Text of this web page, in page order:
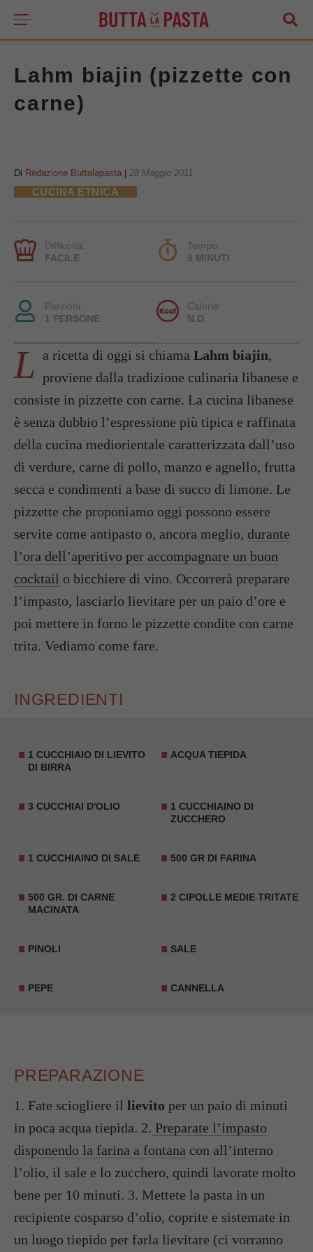
Lahm biajin (pizzette con
carne)
Di Redazione Buttalapasta 28 Maggio 2011
CUCINA ETNICA
Difficoltà:
FACILE
Tempo:
5 MINUTI
Porzioni:
1 PERSONE
Calorie:
N.D.
L a ricetta di oggi si chiama Lahm biajin,
proviene dalla tradizione culinaria libanese e
consiste in pizzette con carne. La cucina libanese
è senza dubbio l’espressione più tipica e raffinata
della cucina mediorientale caratterizzata dall’uso
di verdure, carne di pollo, manzo e agnello, frutta
secca e condimenti a base di succo di limone. Le
pizzette che proponiamo oggi possono essere
servite come antipasto o, ancora meglio, durante
l’ora dell’aperitivo per accompagnare un buon
cocktail o bicchiere di vino. Occorrerà preparare
l’impasto, lasciarlo lievitare per un paio d’ore e
poi mettere in forno le pizzette condite con carne
trita. Vediamo come fare.
INGREDIENTI
1 CUCCHIAIO DI LIEVITO
DI BIRRA
ACQUA TIEPIDA
3 CUCCHIAI D'OLIO
1 CUCCHIAINO DI
ZUCCHERO
1 CUCCHIAINO DI SALE 500 GR DI FARINA
500 GR. DI CARNE
MACINATA
2 CIPOLLE MEDIE TRITATE
PINOLI SALE
PEPE CANNELLA
PREPARAZIONE
1. Fate sciogliere il lievito per un paio di minuti
in poca acqua tiepida. 2. Preparate l’impasto
disponendo la farina a fontana con all’interno
l’olio, il sale e lo zucchero, quindi lavorate molto
bene per 10 minuti. 3. Mettete la pasta in un
recipiente cosparso d’olio, coprite e sistemate in
un luogo tiepido per farla lievitare (ci vorranno